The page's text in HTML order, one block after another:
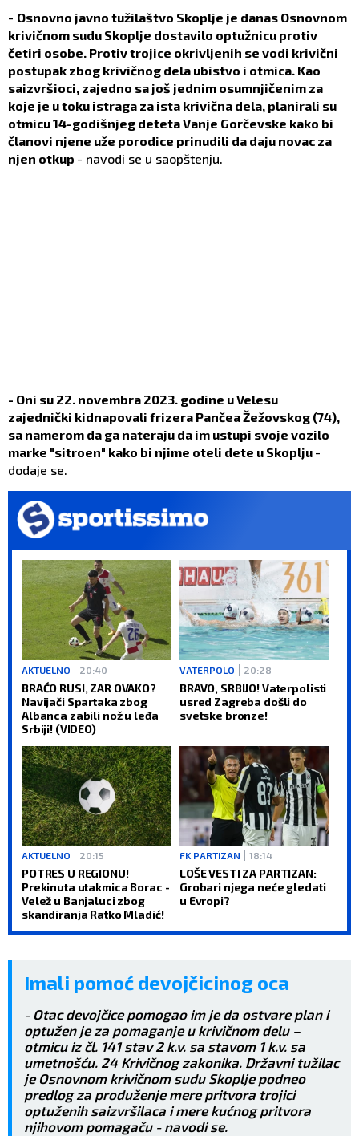
- Osnovno javno tužilaštvo Skoplje je danas Osnovnom
krivičnom sudu Skoplje dostavilo optužnicu protiv
četiri osobe. Protiv trojice okrivljenih se vodi krivični
postupak zbog krivičnog dela ubistvo i otmica. Kao
saizvršioci, zajedno sa još jednim osumnjičenim za
koje je u toku istraga za ista krivična dela, planirali su
otmicu 14-godišnjeg deteta Vanje Gorčevske kako bi
članovi njene uže porodice prinudili da daju novac za
njen otkup - navodi se u saopštenju.
- Oni su 22. novembra 2023. godine u Velesu
zajednički kidnapovali frizera Pančea Žežovskog (74),
sa namerom da ga nateraju da im ustupi svoje vozilo
marke "sitroen" kako bi njime oteli dete u Skoplju -
dodaje se.
AKTUELNO 20:40
BRAĆO RUSI, ZAR OVAKO?
Navijači Spartaka zbog
Albanca zabili nož u leđa
Srbiji! (VIDEO)
VATERPOLO 20:28
BRAVO, SRBIJO! Vaterpolisti
usred Zagreba došli do
svetske bronze!
AKTUELNO 20:15
POTRES U REGIONU!
Prekinuta utakmica Borac -
Velež u Banjaluci zbog
skandiranja Ratko Mladić!
FK PARTIZAN 18:14
LOŠE VESTI ZA PARTIZAN:
Grobari njega neće gledati
u Evropi?
Imali pomoć devojčicinog oca
- Otac devojčice pomogao im je da ostvare plan i
optužen je za pomaganje u krivičnom delu –
otmicu iz čl. 141 stav 2 k.v. sa stavom 1 k.v. sa
umetnošću. 24 Krivičnog zakonika. Državni tužilac
je Osnovnom krivičnom sudu Skoplje podneo
predlog za produženje mere pritvora trojici
optuženih saizvršilaca i mere kućnog pritvora
njihovom pomagaču - navodi se.